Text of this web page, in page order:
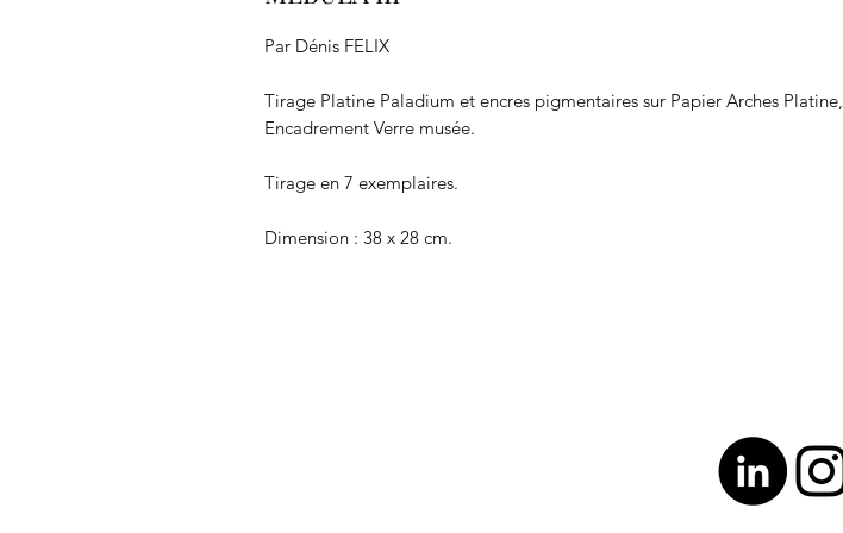
Par Dénis FELIX
Tirage Platine Paladium et encres pigmentaires sur Papier Arches Platine,
Encadrement Verre musée.
Tirage en 7 exemplaires.
Dimension : 38 x 28 cm.